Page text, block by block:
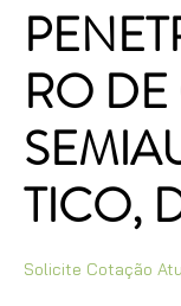
RO
TICO,
Solicite Cotação